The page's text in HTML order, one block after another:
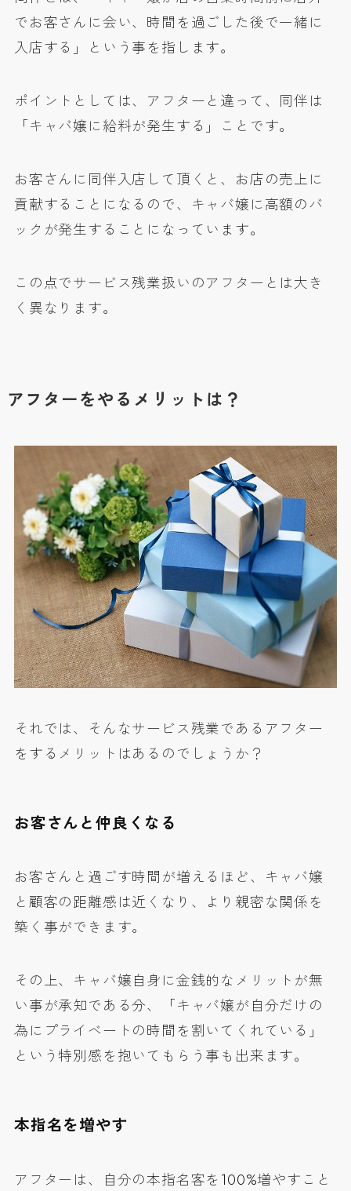
でお客さんに会い、時間を過ごした後で一緒に
入店する」という事を指します。
ポイントとしては、アフターと違って、同伴は
「キャバ嬢に給料が発生する」ことです。
お客さんに同伴入店して頂くと、お店の売上に
貢献することになるので、キャバ嬢に高額のバ
ックが発生することになっています。
この点でサービス残業扱いのアフターとは大き
く異なります。
アフターをやるメリットは？
それでは、そんなサービス残業であるアフター
をするメリットはあるのでしょうか？
お客さんと仲良くなる
お客さんと過ごす時間が増えるほど、キャバ嬢
と顧客の距離感は近くなり、より親密な関係を
築く事ができます。
その上、キャバ嬢自身に金銭的なメリットが無
い事が承知である分、「キャバ嬢が自分だけの
為にプライベートの時間を割いてくれている」
という特別感を抱いてもらう事も出来ます。
本指名を増やす
アフターは、自分の本指名客を100%増やすこと